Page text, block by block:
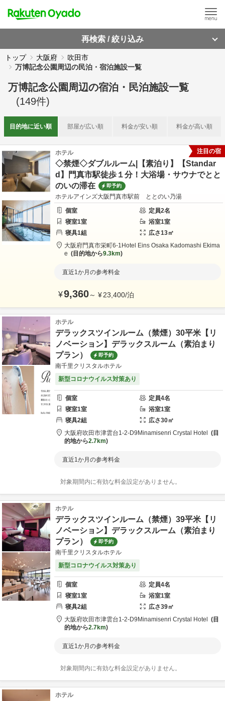
再検索 / 絞り込み
トップ 大阪府
吹田市
万博記念公園周辺の民泊・宿泊施設一覧
万博記念公園周辺の宿泊・民泊施設一覧
(149件)
目的地に近い順 部屋が広い順 料金が安い順 料金が高い順
ホテル
◇禁煙◇ダブルルーム|【素泊り】【Standar
d】門真市駅徒歩１分！大浴場・サウナでとと
のいの滞在
即予約
ホテルアインズ大阪門真市駅前 ととのい乃湯
個室
定員2名
寝室1室 浴室1室
寝具1組 広さ13㎡
大阪府門真市栄町6-1 Hotel Eins Osaka Kadomashi Ekima
e
目的地から9.3km
直近1か月の参考料金
¥9,360～ ¥23,400/泊
注目の宿
ホテル
デラックスツインルーム（禁煙）30平米【リ
ノベーション】デラックスルーム（素泊まり
プラン）
即予約
南千里クリスタルホテル
新型コロナウイルス対策あり
個室 定員4名
寝室1室 浴室1室
寝具2組 広さ30㎡
大阪府吹田市津雲台1-2-D9 Minamisenri Crystal Hotel
目
的地から2.7km
直近1か月の参考料金
対象期間内に有効な料金設定がありません。
ホテル
デラックスツインルーム（禁煙）39平米【リ
ノベーション】デラックスルーム（素泊まり
プラン）
即予約
南千里クリスタルホテル
新型コロナウイルス対策あり
個室 定員4名
寝室1室 浴室1室
寝具2組 広さ39㎡
大阪府吹田市津雲台1-2-D9 Minamisenri Crystal Hotel
目
的地から2.7km
直近1か月の参考料金
対象期間内に有効な料金設定がありません。
ホテル